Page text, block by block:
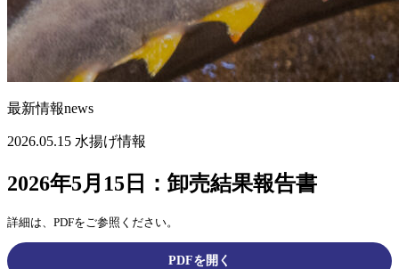
最新情報news
2026.05.15 水揚げ情報
2026年5月15日：卸売結果報告書
詳細は、PDFをご参照ください。
PDFを開く